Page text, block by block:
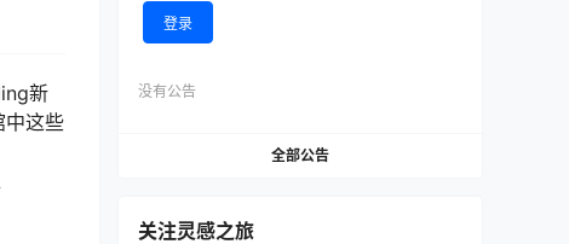
新
中这些
登录
没有公告
全部公告
关注灵感之旅